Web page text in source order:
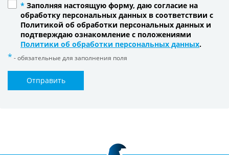
* Заполняя настоящую форму, даю согласие на
обработку персональных данных в соответствии с
Политикой об обработки персональных данных и
подтверждаю ознакомление с положениями
Политики об обработки персональных данных.
- обязательные для заполнения поля
Отправить